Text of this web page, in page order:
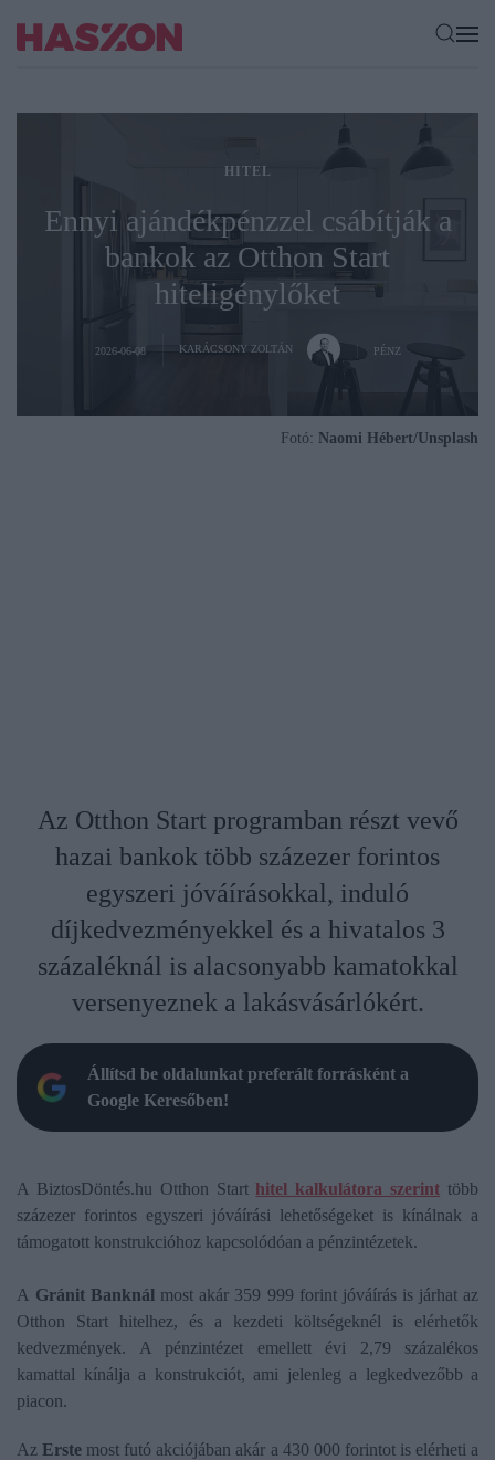
HITEL
Ennyi ajándékpénzzel csábítják a
bankok az Otthon Start
hiteligénylőket
2026-06-08 KARÁCSONY ZOLTÁN PÉNZ
Fotó: Naomi Hébert/Unsplash
Az Otthon Start programban részt vevő
hazai bankok több százezer forintos
egyszeri jóváírásokkal, induló
díjkedvezményekkel és a hivatalos 3
százaléknál is alacsonyabb kamatokkal
versenyeznek a lakásvásárlókért.
Állítsd be oldalunkat preferált forrásként a
Google Keresőben!
A BiztosDöntés.hu Otthon Start hitel kalkulátora szerint több
százezer forintos egyszeri jóváírási lehetőségeket is kínálnak a
támogatott konstrukcióhoz kapcsolódóan a pénzintézetek.
A Gránit Banknál most akár 359 999 forint jóváírás is járhat az
Otthon Start hitelhez, és a kezdeti költségeknél is elérhetők
kedvezmények. A pénzintézet emellett évi 2,79 százalékos
kamattal kínálja a konstrukciót, ami jelenleg a legkedvezőbb a
piacon.
Az Erste most futó akciójában akár a 430 000 forintot is elérheti a